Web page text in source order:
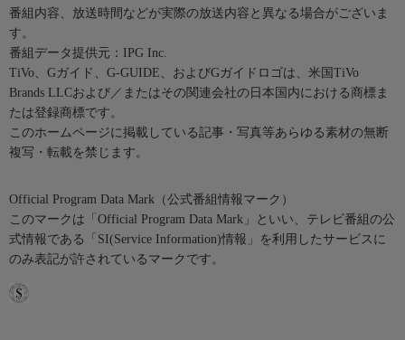
番組内容、放送時間などが実際の放送内容と異なる場合がございま
す。
番組データ提供元：IPG Inc.
TiVo、Gガイド、G-GUIDE、およびGガイドロゴは、米国TiVo
Brands LLCおよび／またはその関連会社の日本国内における商標ま
たは登録商標です。
このホームページに掲載している記事・写真等あらゆる素材の無断
複写・転載を禁じます。
Official Program Data Mark（公式番組情報マーク）
このマークは「Official Program Data Mark」といい、テレビ番組の公
式情報である「SI(Service Information)情報」を利用したサービスに
のみ表記が許されているマークです。